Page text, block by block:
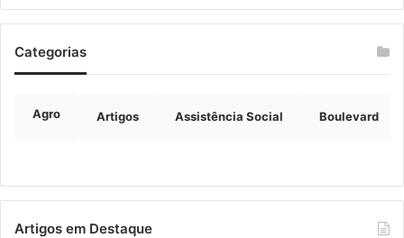
Categorias
Agro Artigos Assistência Social Boulevard
Artigos em Destaque